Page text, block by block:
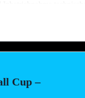
Cup –